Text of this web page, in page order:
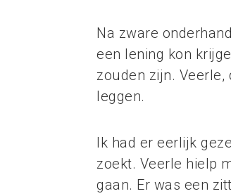
Na zware
een lening kon
zouden zijn.
leggen.
Ik had er eerlijk
zoekt. Veerle hielp
gaan. Er was een